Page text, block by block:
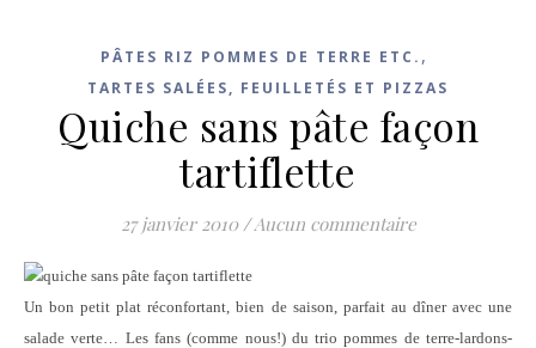
PÂTES RIZ POMMES DE TERRE ETC. ,
TARTES SALÉES, FEUILLETÉS ET PIZZAS
Quiche sans pâte façon
tartiflette
27 janvier 2010 /Aucun commentaire
Un bon petit plat réconfortant, bien de saison, parfait au dîner avec une
salade verte… Les fans (comme nous!) du trio pommes de terre-lardons-